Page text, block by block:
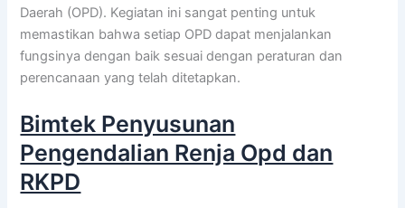
Daerah (OPD). Kegiatan ini sangat penting untuk
memastikan bahwa setiap OPD dapat menjalankan
fungsinya dengan baik sesuai dengan peraturan dan
perencanaan yang telah ditetapkan.
Bimtek Penyusunan
Pengendalian Renja Opd dan
RKPD